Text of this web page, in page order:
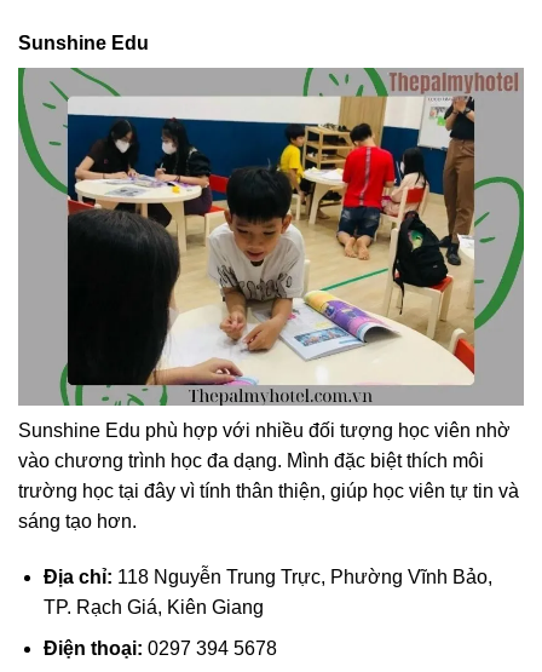
Sunshine Edu
Sunshine Edu phù hợp với nhiều đối tượng học viên nhờ
vào chương trình học đa dạng. Mình đặc biệt thích môi
trường học tại đây vì tính thân thiện, giúp học viên tự tin và
sáng tạo hơn.
Địa chỉ: 118 Nguyễn Trung Trực, Phường Vĩnh Bảo,
TP. Rạch Giá, Kiên Giang
Điện thoại: 0297 394 5678